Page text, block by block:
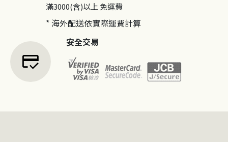
滿3000(含)以上免運費
* 海外配送依實際運費計算
credit_score
安全交易